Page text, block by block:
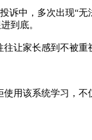
中，多次出现“
到底。
让家长感到不被重
用该系统学习，不